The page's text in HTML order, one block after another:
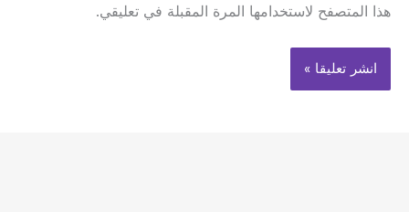
هذا المتصفح لاستخدامها المرة المقبلة في تعليقي.